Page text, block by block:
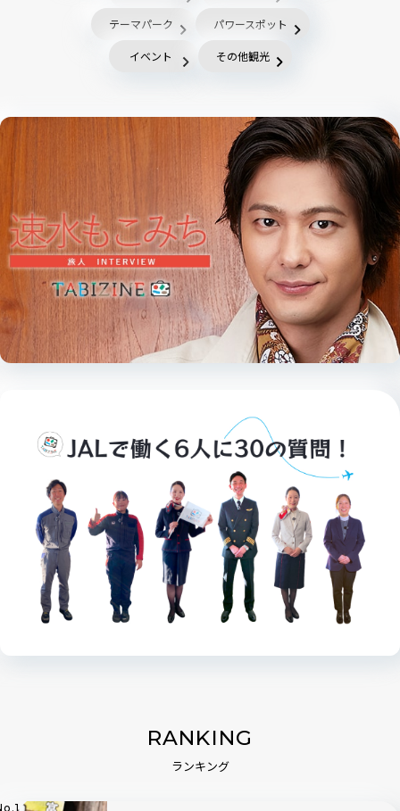
テーマパーク パワースポット
イベント その他観光
RANKING
ランキング